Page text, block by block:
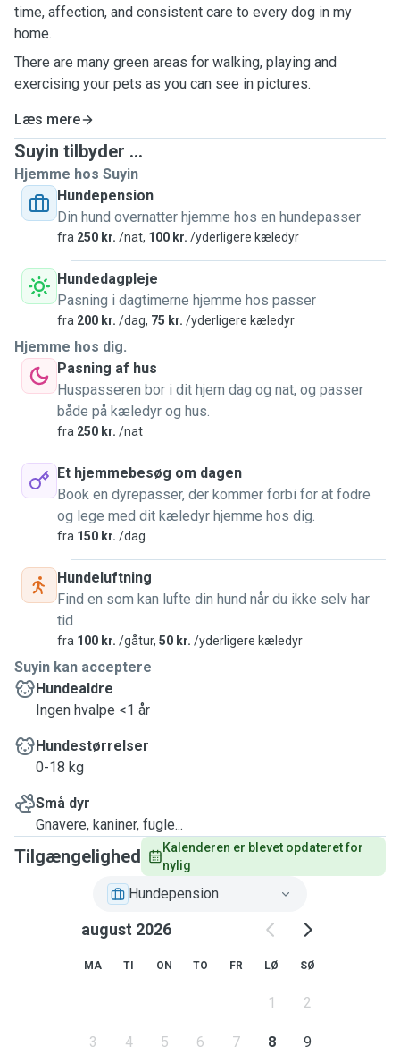
time, affection, and consistent care to every dog in my
home.
There are many green areas for walking, playing and
exercising your pets as you can see in pictures.
Læs mere
Suyin tilbyder ...
Hjemme hos Suyin
Hundepension
Din hund overnatter hjemme hos en hundepasser
fra 250 kr. /nat, 100 kr. /yderligere kæledyr
Hundedagpleje
Pasning i dagtimerne hjemme hos passer
fra 200 kr. /dag, 75 kr. /yderligere kæledyr
Hjemme hos dig.
Pasning af hus
Huspasseren bor i dit hjem dag og nat, og passer
både på kæledyr og hus.
fra 250 kr. /nat
Et hjemmebesøg om dagen
Book en dyrepasser, der kommer forbi for at fodre
og lege med dit kæledyr hjemme hos dig.
fra 150 kr. /dag
Hundeluftning
Find en som kan lufte din hund når du ikke selv har
tid
fra 100 kr. /gåtur, 50 kr. /yderligere kæledyr
Suyin kan acceptere
Hundealdre
Ingen hvalpe <1 år
Hundestørrelser
0-18 kg
Små dyr
Gnavere, kaniner, fugle...
Tilgængelighed
Kalenderen er blevet opdateret for
nylig
Hundepension
august 2026
MA TI ON TO FR LØ SØ
1 2
3 4 5 6 7 8 9